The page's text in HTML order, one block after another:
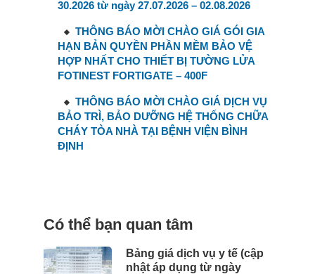
30.2026 từ ngày 27.07.2026 – 02.08.2026
THÔNG BÁO MỜI CHÀO GIÁ GÓI GIA
HẠN BẢN QUYỀN PHẦN MỀM BẢO VỆ
HỢP NHẤT CHO THIẾT BỊ TƯỜNG LỬA
FOTINEST FORTIGATE – 400F
THÔNG BÁO MỜI CHÀO GIÁ DỊCH VỤ
BẢO TRÌ, BẢO DƯỠNG HỆ THỐNG CHỮA
CHÁY TÒA NHÀ TẠI BỆNH VIỆN BÌNH
ĐỊNH
Có thể bạn quan tâm
Bảng giá dịch vụ y tế (cập
nhật áp dụng từ ngày